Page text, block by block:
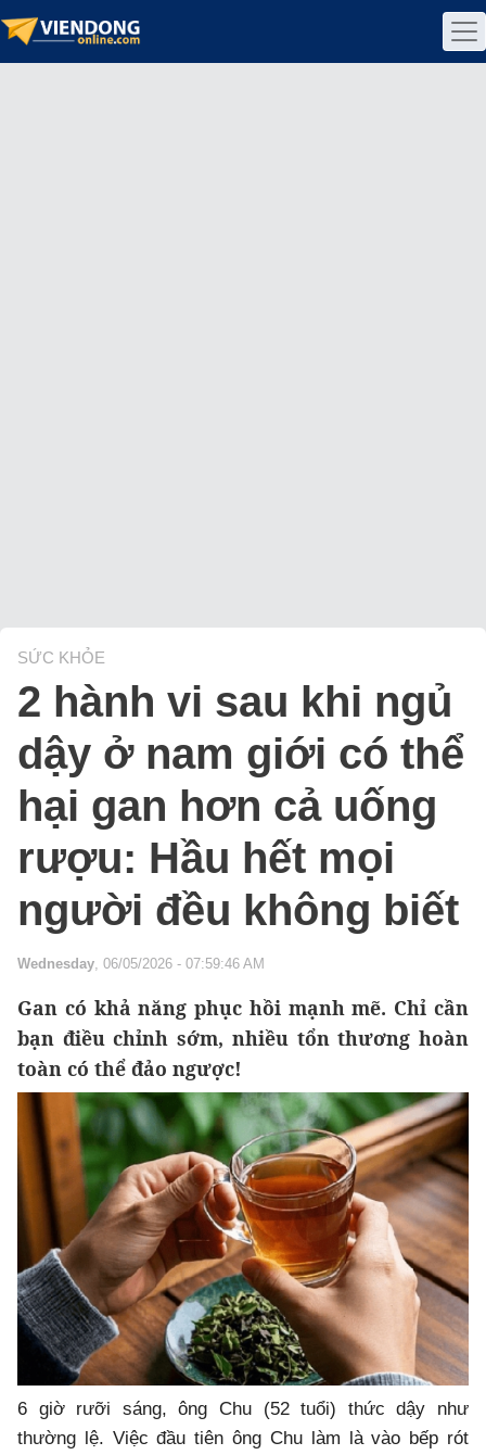
SỨC KHỎE
2 hành vi sau khi ngủ
dậy ở nam giới có thể
hại gan hơn cả uống
rượu: Hầu hết mọi
người đều không biết
Wednesday, 06/05/2026 - 07:59:46 AM
Gan có khả năng phục hồi mạnh mẽ. Chỉ cần
bạn điều chỉnh sớm, nhiều tổn thương hoàn
toàn có thể đảo ngược!
6 giờ rưỡi sáng, ông Chu (52 tuổi) thức dậy như
thường lệ. Việc đầu tiên ông Chu làm là vào bếp rót